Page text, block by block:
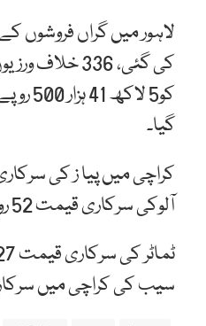
گیا۔
آلوکی سرکاری قیمت 52 روپے فی کلو جبکہ مارکیٹ میں آلو 60 روپے کلوفروخت ہو رہے ہیں۔
سیب کی کراچی میں سرکاری قیمت 219 ہے جبکہ مارکیٹ میں 280